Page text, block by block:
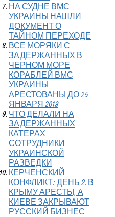
НА СУДНЕ ВМС
УКРАИНЫ НАШЛИ
ДОКУМЕНТ О
ТАЙНОМ ПЕРЕХОДЕ
ВСЕ МОРЯКИ С
ЗАДЕРЖАННЫХ В
ЧЕРНОМ МОРЕ
КОРАБЛЕЙ ВМС
УКРАИНЫ
АРЕСТОВАНЫ ДО 25
ЯНВАРЯ 2019
ЧТО ДЕЛАЛИ НА
ЗАДЕРЖАННЫХ
КАТЕРАХ
СОТРУДНИКИ
УКРАИНСКОЙ
РАЗВЕДКИ
КЕРЧЕНСКИЙ
КОНФЛИКТ: ДЕНЬ 2. В
КРЫМУ АРЕСТЫ, А
КИЕВЕ ЗАКРЫВАЮТ
РУССКИЙ БИЗНЕС